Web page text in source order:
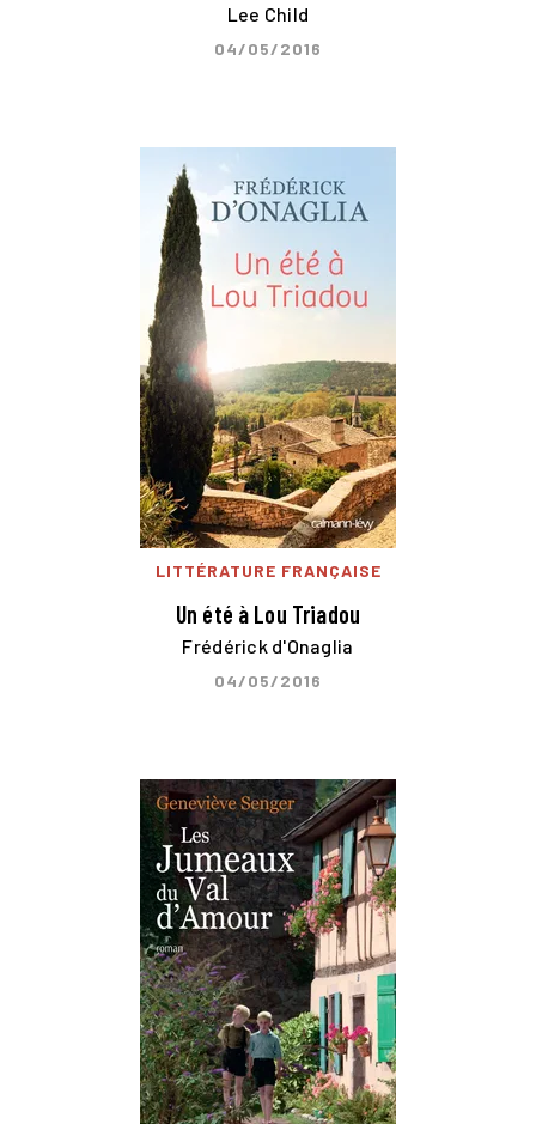
Lee Child
04/05/2016
LITTÉRATURE FRANÇAISE
Un été à Lou Triadou
Frédérick d'Onaglia
04/05/2016